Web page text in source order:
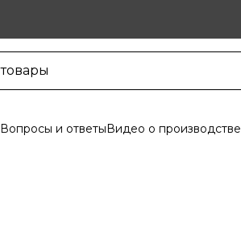
Вопросы и ответыВидео о производстве